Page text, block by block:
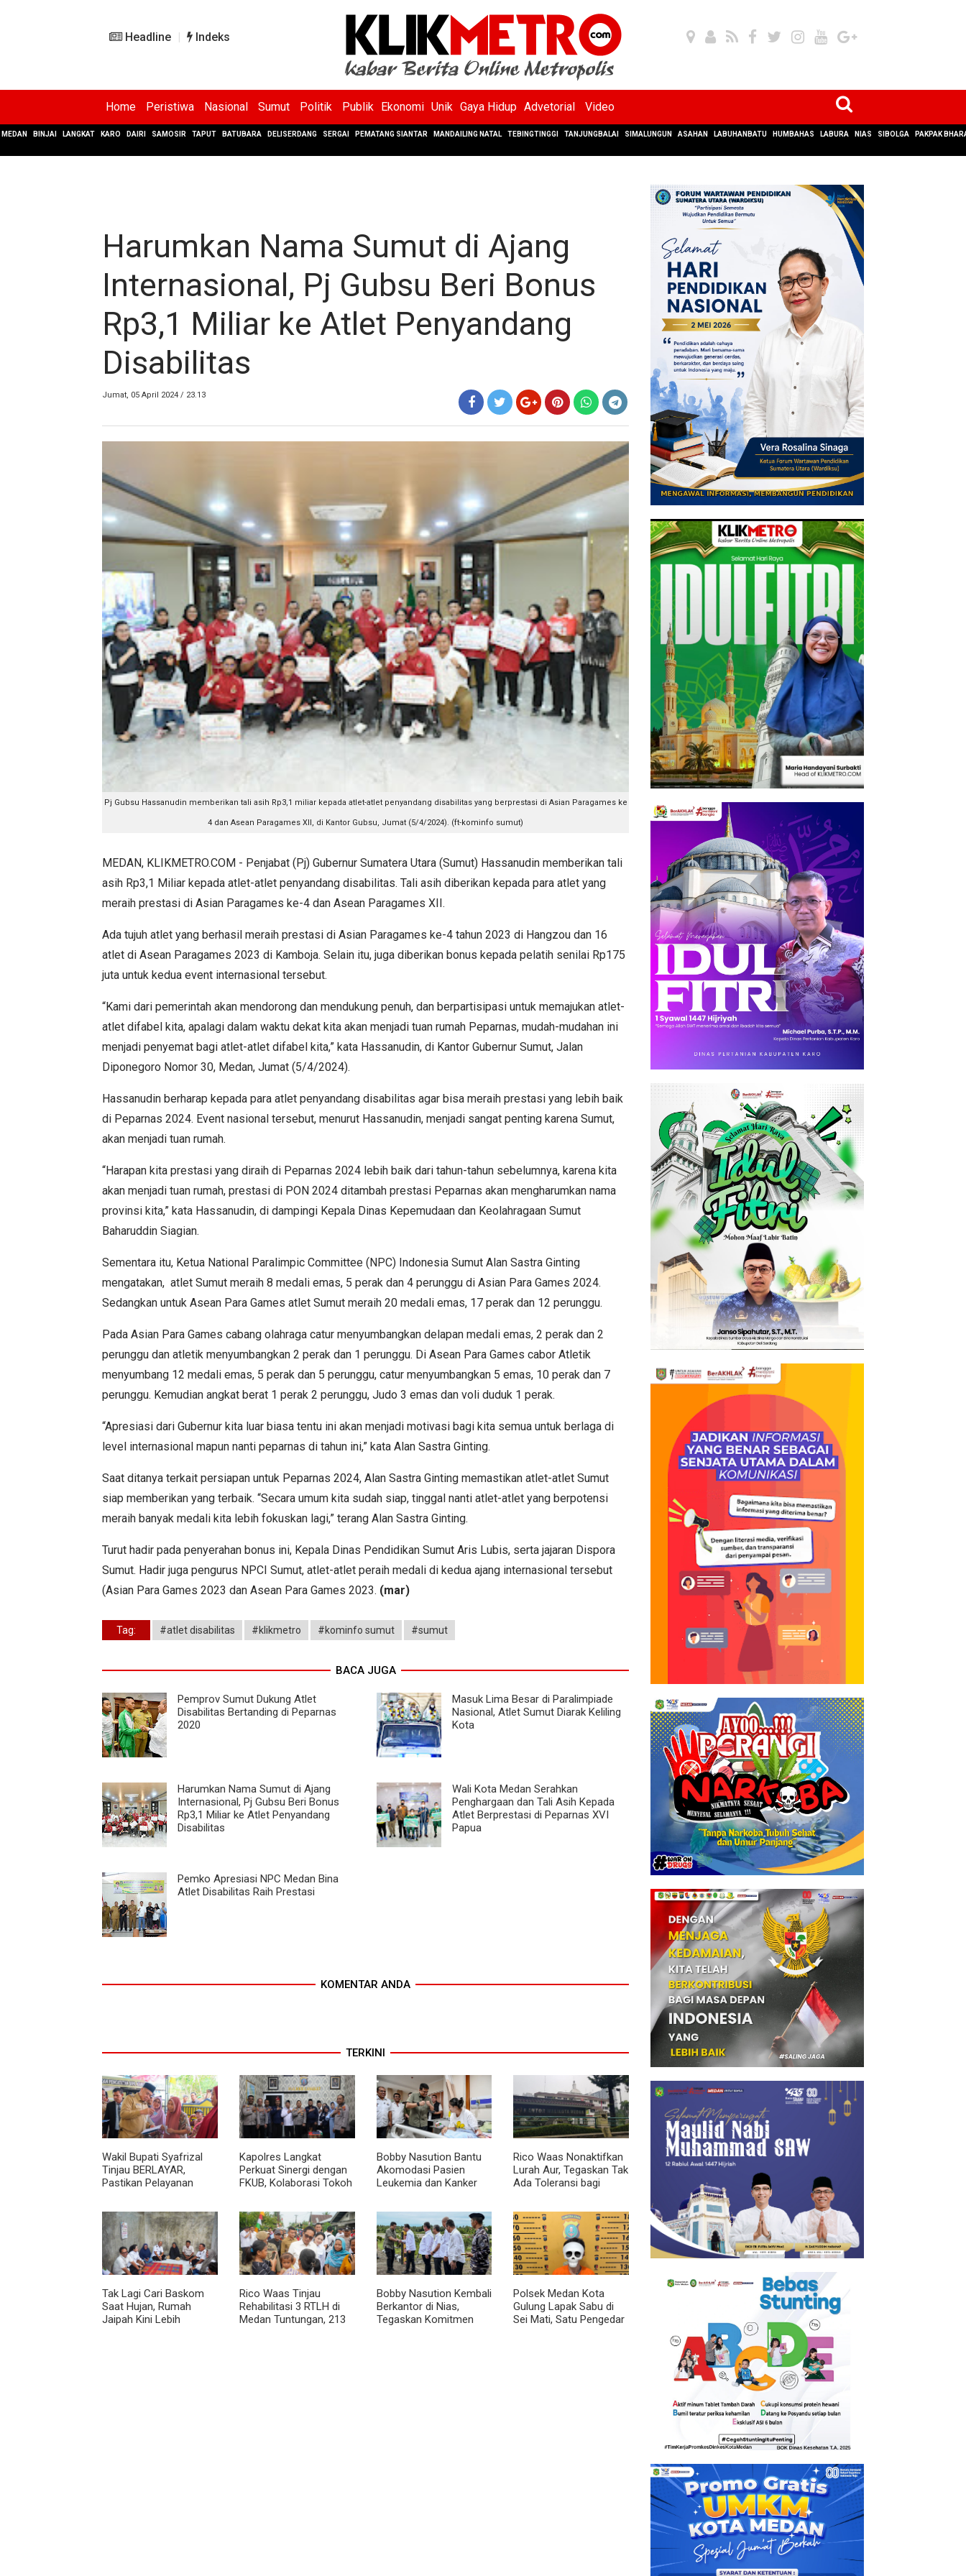
Headline Indeks
Home Peristiwa Nasional Sumut Politik Publik Ekonomi Unik Gaya Hidup Advetorial Video
MEDAN BINJAI LANGKAT KARO DAIRI SAMOSIR TAPUT BATUBARA DELISERDANG SERGAI PEMATANG SIANTAR MANDAILING NATAL TEBINGTINGGI TANJUNGBALAI SIMALUNGUN ASAHAN LABUHANBATU HUMBAHAS LABURA NIAS SIBOLGA PAKPAK
Harumkan Nama Sumut di Ajang
Internasional, Pj Gubsu Beri Bonus
Rp3,1 Miliar ke Atlet Penyandang
Disabilitas
Jumat, 05 April 2024 / 23.13
Pj Gubsu Hassanudin memberikan tali asih Rp3,1 miliar kepada atlet-atlet penyandang disabilitas yang berprestasi di Asian Paragames ke
4 dan Asean Paragames XII, di Kantor Gubsu, Jumat (5/4/2024). (ft-kominfo sumut)
MEDAN, KLIKMETRO.COM - Penjabat (Pj) Gubernur Sumatera Utara (Sumut) Hassanudin memberikan tali
asih Rp3,1 Miliar kepada atlet-atlet penyandang disabilitas. Tali asih diberikan kepada para atlet yang
meraih prestasi di Asian Paragames ke-4 dan Asean Paragames XII.
Ada tujuh atlet yang berhasil meraih prestasi di Asian Paragames ke-4 tahun 2023 di Hangzou dan 16
atlet di Asean Paragames 2023 di Kamboja. Selain itu, juga diberikan bonus kepada pelatih senilai Rp175
juta untuk kedua event internasional tersebut.
“Kami dari pemerintah akan mendorong dan mendukung penuh, dan berpartisipasi untuk memajukan atlet-
atlet difabel kita, apalagi dalam waktu dekat kita akan menjadi tuan rumah Peparnas, mudah-mudahan ini
menjadi penyemat bagi atlet-atlet difabel kita,” kata Hassanudin, di Kantor Gubernur Sumut, Jalan
Diponegoro Nomor 30, Medan, Jumat (5/4/2024).
Hassanudin berharap kepada para atlet penyandang disabilitas agar bisa meraih prestasi yang lebih baik
di Peparnas 2024. Event nasional tersebut, menurut Hassanudin, menjadi sangat penting karena Sumut,
akan menjadi tuan rumah.
“Harapan kita prestasi yang diraih di Peparnas 2024 lebih baik dari tahun-tahun sebelumnya, karena kita
akan menjadi tuan rumah, prestasi di PON 2024 ditambah prestasi Peparnas akan mengharumkan nama
provinsi kita,” kata Hassanudin, di dampingi Kepala Dinas Kepemudaan dan Keolahragaan Sumut
Baharuddin Siagian.
Sementara itu, Ketua National Paralimpic Committee (NPC) Indonesia Sumut Alan Sastra Ginting
mengatakan, atlet Sumut meraih 8 medali emas, 5 perak dan 4 perunggu di Asian Para Games 2024.
Sedangkan untuk Asean Para Games atlet Sumut meraih 20 medali emas, 17 perak dan 12 perunggu.
Pada Asian Para Games cabang olahraga catur menyumbangkan delapan medali emas, 2 perak dan 2
perunggu dan atletik menyumbangkan 2 perak dan 1 perunggu. Di Asean Para Games cabor Atletik
menyumbang 12 medali emas, 5 perak dan 5 perunggu, catur menyumbangkan 5 emas, 10 perak dan 7
perunggu. Kemudian angkat berat 1 perak 2 perunggu, Judo 3 emas dan voli duduk 1 perak.
“Apresiasi dari Gubernur kita luar biasa tentu ini akan menjadi motivasi bagi kita semua untuk berlaga di
level internasional mapun nanti peparnas di tahun ini,” kata Alan Sastra Ginting.
Saat ditanya terkait persiapan untuk Peparnas 2024, Alan Sastra Ginting memastikan atlet-atlet Sumut
siap memberikan yang terbaik. “Secara umum kita sudah siap, tinggal nanti atlet-atlet yang berpotensi
meraih banyak medali kita lebih fokuskan lagi,” terang Alan Sastra Ginting.
Turut hadir pada penyerahan bonus ini, Kepala Dinas Pendidikan Sumut Aris Lubis, serta jajaran Dispora
Sumut. Hadir juga pengurus NPCI Sumut, atlet-atlet peraih medali di kedua ajang internasional tersebut
(Asian Para Games 2023 dan Asean Para Games 2023. (mar)
Tag: #atlet disabilitas #klikmetro #kominfo sumut #sumut
BACA JUGA
Pemprov Sumut Dukung Atlet
Disabilitas Bertanding di Peparnas
2020
Masuk Lima Besar di Paralimpiade
Nasional, Atlet Sumut Diarak Keliling
Kota
Harumkan Nama Sumut di Ajang
Internasional, Pj Gubsu Beri Bonus
Rp3,1 Miliar ke Atlet Penyandang
Disabilitas
Wali Kota Medan Serahkan
Penghargaan dan Tali Asih Kepada
Atlet Berprestasi di Peparnas XVI
Papua
Pemko Apresiasi NPC Medan Bina
Atlet Disabilitas Raih Prestasi
KOMENTAR ANDA
TERKINI
Wakil Bupati Syafrizal
Tinjau BERLAYAR,
Pastikan Pelayanan
Kapolres Langkat
Perkuat Sinergi dengan
FKUB, Kolaborasi Tokoh
Menjaga Kamtibmas
Bobby Nasution Bantu
Akomodasi Pasien
Leukemia dan Kanker
Thomsen
Rico Waas Nonaktifkan
Lurah Aur, Tegaskan Tak
Ada Toleransi bagi
Wewenang
Tak Lagi Cari Baskom
Saat Hujan, Rumah
Jaipah Kini Lebih
Rico Waas Tinjau
Rehabilitasi 3 RTLH di
Medan Tuntungan, 213
Bobby Nasution Kembali
Berkantor di Nias,
Tegaskan Komitmen
Polsek Medan Kota
Gulung Lapak Sabu di
Sei Mati, Satu Pengedar